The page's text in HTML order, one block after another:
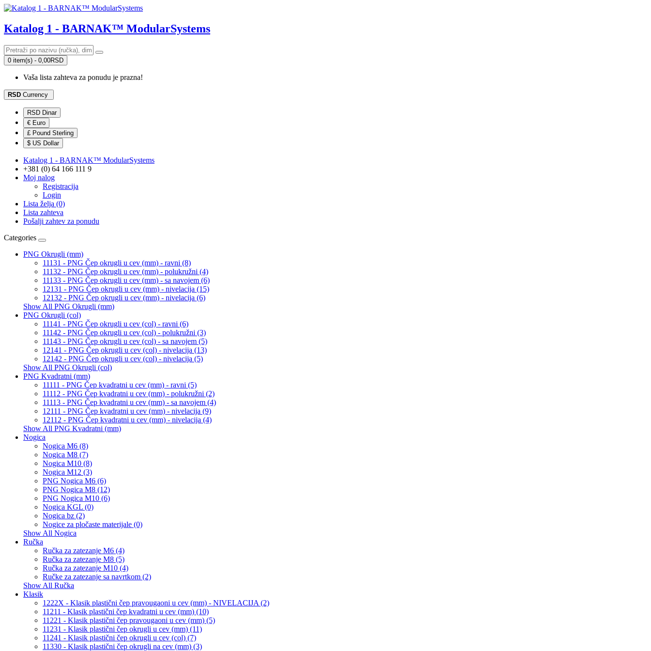
Katalog 1 - BARNAK™ ModularSystems
0 item(s) - 0,00RSD
Vaša lista zahteva za ponudu je prazna!
RSD Currency
RSD Dinar
€ Euro
£ Pound Sterling
$ US Dollar
Katalog 1 - BARNAK™ ModularSystems
+381 (0) 64 166 111 9
Moj nalog
Registracija
Login
Lista želja (0)
Lista zahteva
Pošalji zahtev za ponudu
Categories
PNG Okrugli (mm)
11131 - PNG Čep okrugli u cev (mm) - ravni (8)
11132 - PNG Čep okrugli u cev (mm) - polukružni (4)
11133 - PNG Čep okrugli u cev (mm) - sa navojem (6)
12131 - PNG Čep okrugli u cev (mm) - nivelacija (15)
12132 - PNG Čep okrugli u cev (mm) - nivelacija (6)
Show All PNG Okrugli (mm)
PNG Okrugli (col)
11141 - PNG Čep okrugli u cev (col) - ravni (6)
11142 - PNG Čep okrugli u cev (col) - polukružni (3)
11143 - PNG Čep okrugli u cev (col) - sa navojem (5)
12141 - PNG Čep okrugli u cev (col) - nivelacija (13)
12142 - PNG Čep okrugli u cev (col) - nivelacija (5)
Show All PNG Okrugli (col)
PNG Kvadratni (mm)
11111 - PNG Čep kvadratni u cev (mm) - ravni (5)
11112 - PNG Čep kvadratni u cev (mm) - polukružni (2)
11113 - PNG Čep kvadratni u cev (mm) - sa navojem (4)
12111 - PNG Čep kvadratni u cev (mm) - nivelacija (9)
12112 - PNG Čep kvadratni u cev (mm) - nivelacija (4)
Show All PNG Kvadratni (mm)
Nogica
Nogica M6 (8)
Nogica M8 (7)
Nogica M10 (8)
Nogica M12 (3)
PNG Nogica M6 (6)
PNG Nogica M8 (12)
PNG Nogica M10 (6)
Nogica KGL (0)
Nogica bz (2)
Nogice za pločaste materijale (0)
Show All Nogica
Ručka
Ručka za zatezanje M6 (4)
Ručka za zatezanje M8 (5)
Ručka za zatezanje M10 (4)
Ručke za zatezanje sa navrtkom (2)
Show All Ručka
Klasik
1222X - Klasik plastični čep pravougaoni u cev (mm) - NIVELACIJA (2)
11211 - Klasik plastični čep kvadratni u cev (mm) (10)
11221 - Klasik plastični čep pravougaoni u cev (mm) (5)
11231 - Klasik plastični čep okrugli u cev (mm) (11)
11241 - Klasik plastični čep okrugli u cev (col) (7)
11330 - Klasik plastični čep okrugli na cev (mm) (3)